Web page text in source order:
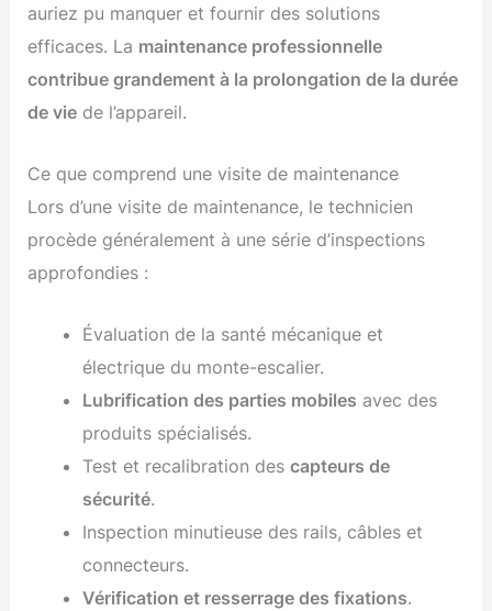
auriez pu manquer et fournir des solutions
efficaces. La maintenance professionnelle
contribue grandement à la prolongation de la durée
de vie de l’appareil.
Ce que comprend une visite de maintenance
Lors d’une visite de maintenance, le technicien
procède généralement à une série d’inspections
approfondies :
Évaluation de la santé mécanique et
électrique du monte-escalier.
Lubrification des parties mobiles avec des
produits spécialisés.
Test et recalibration des capteurs de
sécurité.
Inspection minutieuse des rails, câbles et
connecteurs.
Vérification et resserrage des fixations.